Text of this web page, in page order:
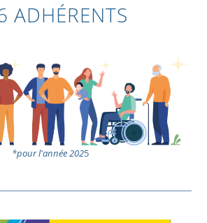
ADHÉRENTS
*pour l'année 2025